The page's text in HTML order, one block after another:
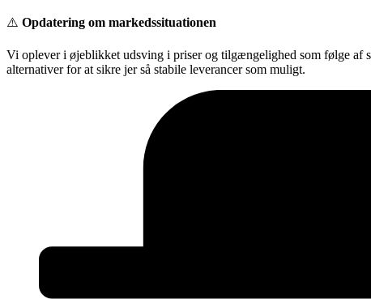
Videre
indhold
⚠️ Opdatering om markedssituationen
Vi oplever i øjeblikket udsving i priser og tilgængelighed som følge af
alternativer for at sikre jer så stabile leverancer som muligt.